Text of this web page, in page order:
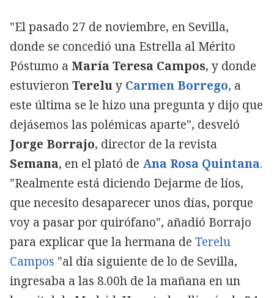
"El pasado 27 de noviembre, en Sevilla,
donde se concedió una Estrella al Mérito
Póstumo a María Teresa Campos, y donde
estuvieronTereluy Carmen Borrego, a
este última se le hizo una pregunta y dijo que
dejásemos las polémicas aparte", desveló
Jorge Borrajo, director de la revista
Semana, en el plató de Ana Rosa Quintana.
"Realmente está diciendo Dejarme de líos,
que necesito desaparecer unos días, porque
voy a pasar por quirófano", añadió Borrajo
para explicar que la hermana de Terelu
Campos "al día siguiente de lo de Sevilla,
ingresaba a las 8.00h de la mañana en un